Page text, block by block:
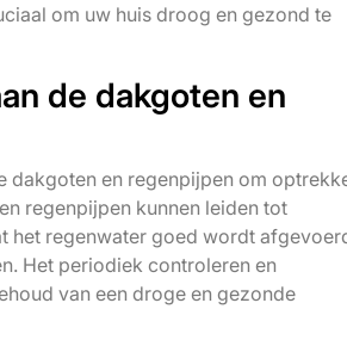
om uw huis droog en gezond te
de dakgoten en
dakgoten en regenpijpen om
regenpijpen kunnen leiden tot
het regenwater goed wordt
Het periodiek controleren en
van een droge en gezonde